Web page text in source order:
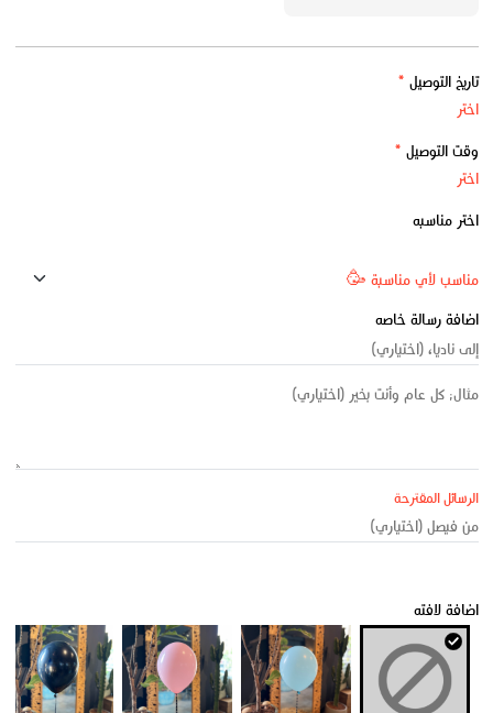
تاريخ التوصيل *
وقت التوصيل *
اختر مناسبه
اضافة رسالة خاصه
الرسائل المقترحة
اضافة لافته